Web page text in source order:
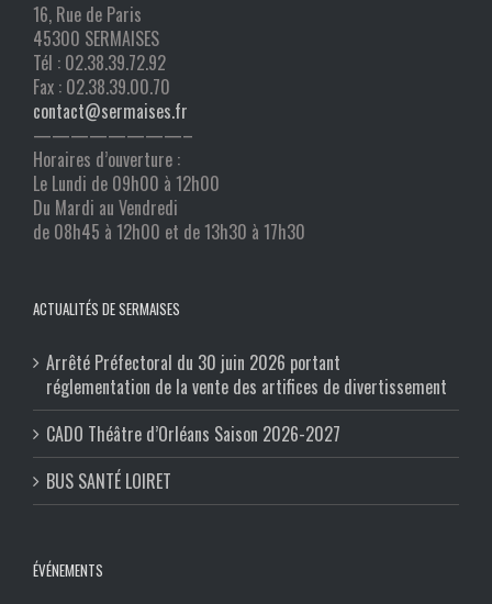
16, Rue de Paris
45300 SERMAISES
Tél : 02.38.39.72.92
Fax : 02.38.39.00.70
contact@sermaises.fr
————————–
Horaires d’ouverture :
Le Lundi de 09h00 à 12h00
Du Mardi au Vendredi
de 08h45 à 12h00 et de 13h30 à 17h30
ACTUALITÉS DE SERMAISES
Arrêté Préfectoral du 30 juin 2026 portant
réglementation de la vente des artifices de divertissement
CADO Théâtre d’Orléans Saison 2026-2027
BUS SANTÉ LOIRET
ÉVÉNEMENTS